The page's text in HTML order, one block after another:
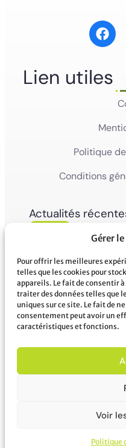
Gérer
Pour offrir les meilleures
telles que les cookies pour
appareils. Le fait de consentir
traiter des données telles que
uniques sur ce site. Le fait de
consentement peut avoir un
caractéristiques et fonctions.
Voir
Politique
Lien utiles
Politique
Conditions
Actualités
La Ville de
vendredi 5
02
Juin'26
Ville de
réseaux
...
© 2026 Mairie de Mana